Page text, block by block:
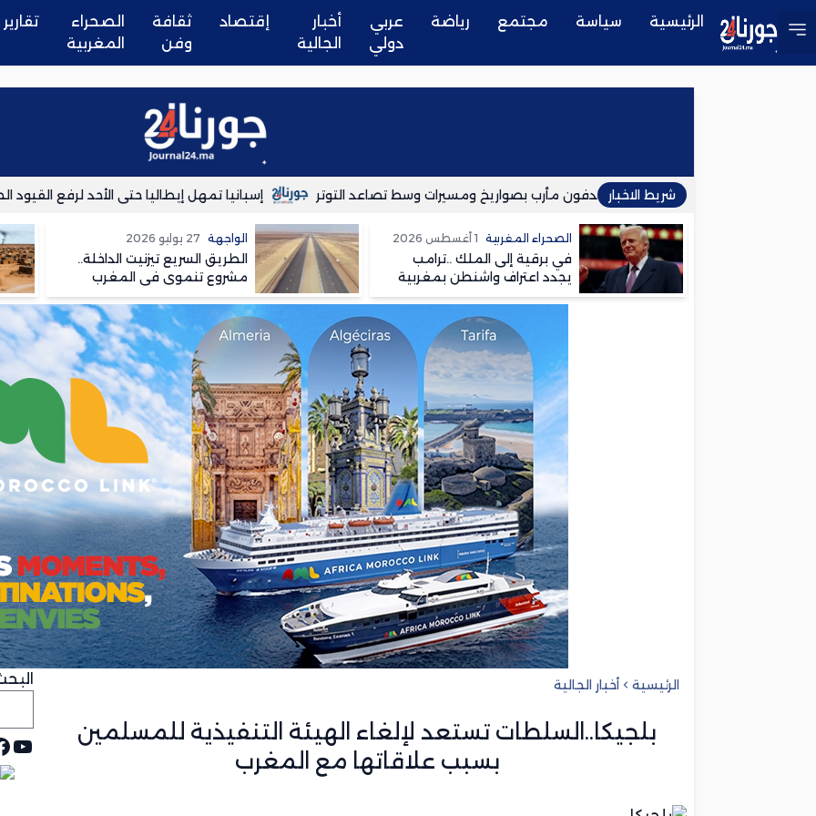
الرئيسية سياسة مجتمع رياضة
عربي
دولي
أخبار
الجالية
إقتصاد
ثقافة
وفن
الصحراء
المغربية
تقارير
شريط الاخبار إسبانيا تمهل إيطاليا حتى الأحد لرفع القيود اليمن: الحوثيون يستهدفون مأرب بصواريخ ومسيرات وسط تصاعد التوتر
الصحراء المغربية 1 أغسطس 2026
في برقية إلى الملك ..ترامب
يجدد اعتراف واشنطن بمغربية
الصحراء
الواجهة 27 يوليو 2026
الطريق السريع تيزنيت الداخلة..
مشروع تنموي في المغرب
وسعار في الجزائر
الرئيسية أخبار الجالية
بلجيكا..السلطات تستعد لإلغاء الهيئة التنفيذية للمسلمين
بسبب علاقاتها مع المغرب